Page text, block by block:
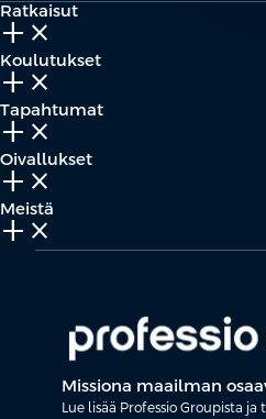
Ratkaisut
add_2 close
Koulutukset
add_2 close
Tapahtumat
add_2 close
Oivallukset
add_2 close
Meistä
add_2 close
Missiona maailman
Lue lisää Professio Groupista